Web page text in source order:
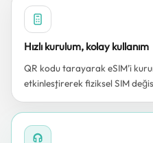
Hızlı kurulum, kolay kullanım
QR kodu tarayarak eSIM’i
etkinleştirerek fiziksel SIM